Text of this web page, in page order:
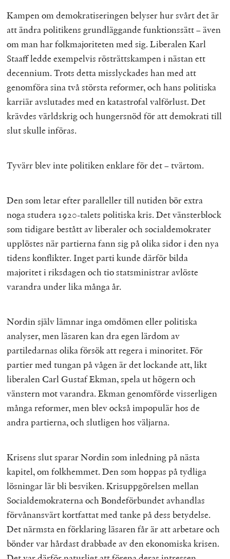
Kampen om demokratiseringen belyser hur svårt det är
att ändra politikens grundläggande funktionssätt – även
om man har folkmajoriteten med sig. Liberalen Karl
Staaff ledde exempelvis rösträttskampen i nästan ett
decennium. Trots detta misslyckades han med att
genomföra sina två största reformer, och hans politiska
karriär avslutades med en katastrofal valförlust. Det
krävdes världskrig och hungersnöd för att demokrati till
slut skulle införas.
Tyvärr blev inte politiken enklare för det – tvärtom.
Den som letar efter paralleller till nutiden bör extra
noga studera 1920-talets politiska kris. Det vänsterblock
som tidigare bestått av liberaler och socialdemokrater
upplöstes när partierna fann sig på olika sidor i den nya
tidens konflikter. Inget parti kunde därför bilda
majoritet i riksdagen och tio statsministrar avlöste
varandra under lika många år.
Nordin själv lämnar inga omdömen eller politiska
analyser, men läsaren kan dra egen lärdom av
partiledarnas olika försök att regera i minoritet. För
partier med tungan på vågen är det lockande att, likt
liberalen Carl Gustaf Ekman, spela ut högern och
vänstern mot varandra. Ekman genomförde visserligen
många reformer, men blev också impopulär hos de
andra partierna, och slutligen hos väljarna.
Krisens slut sparar Nordin som inledning på nästa
kapitel, om folkhemmet. Den som hoppas på tydliga
lösningar lär bli besviken. Krisuppgörelsen mellan
Socialdemokraterna och Bondeförbundet avhandlas
förvånansvärt kortfattat med tanke på dess betydelse.
Det närmsta en förklaring läsaren får är att arbetare och
bönder var hårdast drabbade av den ekonomiska krisen.